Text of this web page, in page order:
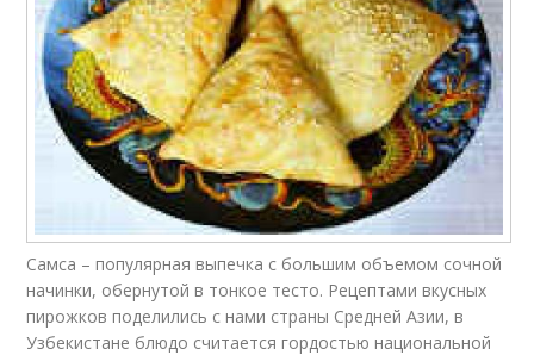
Самса – популярная выпечка с большим объемом сочной
начинки, обернутой в тонкое тесто. Рецептами вкусных
пирожков поделились с нами страны Средней Азии, в
Узбекистане блюдо считается гордостью национальной